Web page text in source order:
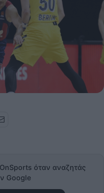
όταν αναζητάς
Google